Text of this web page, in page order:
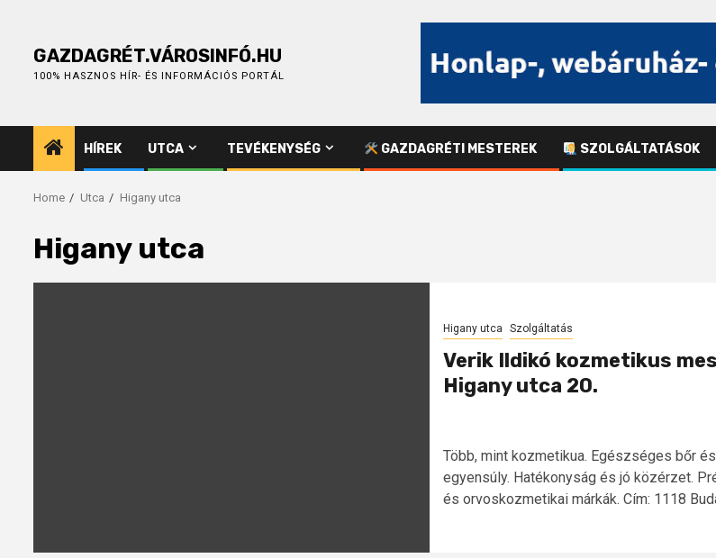
contentGAZDAGRÉT.VÁROSINFÓ.HU
100% HASZNOS HÍR- ÉS INFORMÁCIÓS PORTÁL
HÍREK UTCA TEVÉKENYSÉG GAZDAGRÉTI MESTEREK SZOLGÁLTATÁSOK
Home Utca Higany utca
Higany utca
Higany utca Szolgáltatás
Verik Ildikó kozmetikus
Higany utca 20.
Több, mint kozmetikua. Egészséges bőr
egyensúly. Hatékonyság és jó közérzet.
és orvoskozmetikai márkák. Cím: 1118